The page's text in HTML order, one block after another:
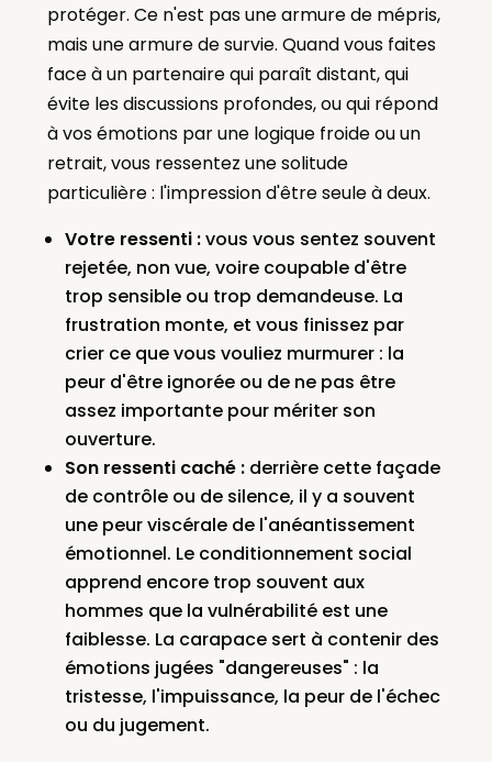
protéger. Ce n'est pas une armure de mépris,
mais une armure de survie. Quand vous faites
face à un partenaire qui paraît distant, qui
évite les discussions profondes, ou qui répond
à vos émotions par une logique froide ou un
retrait, vous ressentez une solitude
particulière : l'impression d'être seule à deux.
Votre ressenti :vous vous sentez souvent
rejetée, non vue, voire coupable d'être
trop sensible ou trop demandeuse. La
frustration monte, et vous finissez par
crier ce que vous vouliez murmurer : la
peur d'être ignorée ou de ne pas être
assez importante pour mériter son
ouverture.
Son ressenti caché :derrière cette façade
de contrôle ou de silence, il y a souvent
une peur viscérale de l'anéantissement
émotionnel. Le conditionnement social
apprend encore trop souvent aux
hommes que la vulnérabilité est une
faiblesse. La carapace sert à contenir des
émotions jugées "dangereuses" : la
tristesse, l'impuissance, la peur de l'échec
ou du jugement.